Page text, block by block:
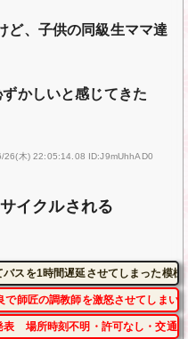
ど、子供の同級生ママ達
かしいと感じてきた
26(木) 22:05:14.08 ID:J9mUhhAD0
イクルされる
スを1時間遅延させてしまった模様
で師匠の調教師を激怒させてしまい
表 場所時刻不明・許可なし・交通